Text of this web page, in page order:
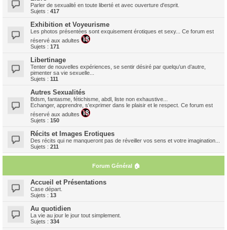
Parler de sexualité en toute liberté et avec ouverture d'esprit.
Sujets : 417
Exhibition et Voyeurisme
Les photos présentées sont exquisement érotiques et sexy... Ce forum est
réservé aux adultes
Sujets : 171
Libertinage
Tenter de nouvelles expériences, se sentir désiré par quelqu’un d’autre,
pimenter sa vie sexuelle...
Sujets : 111
Autres Sexualités
Bdsm, fantasme, fétichisme, abdl, liste non exhaustive...
Echanger, apprendre, s'exprimer dans le plaisir et le respect. Ce forum est
réservé aux adultes
Sujets : 150
Récits et Images Erotiques
Des récits qui ne manqueront pas de réveiller vos sens et votre imagination...
Sujets : 211
Forum Général 🏠
Accueil et Présentations
Case départ.
Sujets : 13
Au quotidien
La vie au jour le jour tout simplement.
Sujets : 334